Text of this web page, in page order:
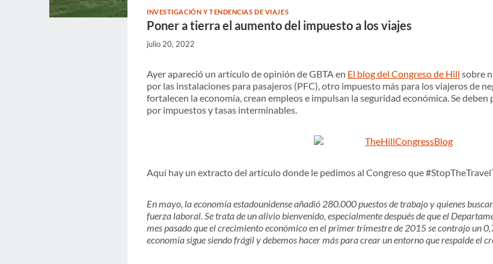
INVESTIGACIÓN Y TENDENCIAS DE VIAJES
Poner a tierra el aumento del impuesto a los viajes
julio 20, 2022
Ayer apareció un artículo de opinión de GBTA en El blog del Congreso de Hill sobre
por las instalaciones para pasajeros (PFC), otro impuesto más para los viajeros de
fortalecen la economía, crean empleos e impulsan la seguridad económica. Se
por impuestos y tasas interminables.
Aquí hay un extracto del artículo donde le pedimos al Congreso que
En mayo, la economía estadounidense añadió 280.000 puestos de trabajo y quienes
fuerza laboral. Se trata de un alivio bienvenido, especialmente después de que el
mes pasado que el crecimiento económico en el primer trimestre de 2015 se contrajo un
economía sigue siendo frágil y debemos hacer más para crear un entorno que respalde el